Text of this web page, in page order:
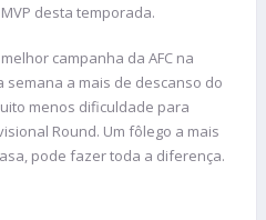
desta temporada.
campanha da AFC na
a mais de descanso do
menos dificuldade para
Round. Um fôlego a mais
pode fazer toda a diferença.